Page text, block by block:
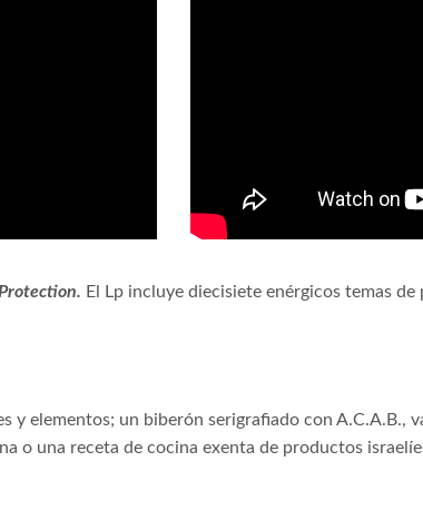
El Lp incluye diecisiete enérgicos temas
y elementos; un biberón serigrafiado con A.C.A.B.,
o una receta de cocina exenta de productos